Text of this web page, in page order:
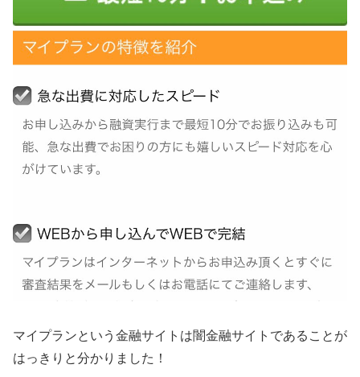
マイプランという金融サイトは闇金融サイトであることが
はっきりと分かりました！